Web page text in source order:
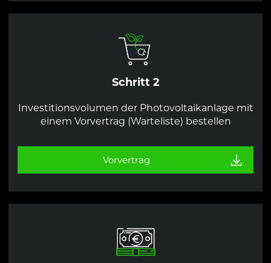
Schritt 2
Investitionsvolumen der Photovoltaikanlage mit
einem Vorvertrag (Warteliste) bestellen
Vorvertrag